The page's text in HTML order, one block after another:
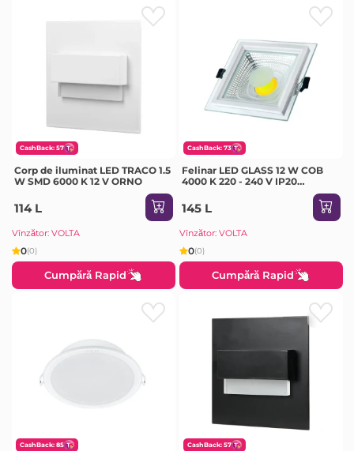
CashBack: 57
Corp de iluminat LED TRACO 1.5
W SMD 6000 K 12 V ORNO
114 L
Vînzător: VOLTA
0(0)
Cumpără Rapid
CashBack: 73
Felinar LED GLASS 12 W COB
4000 K 220 - 240 V IP20
145 L
Vînzător: VOLTA
0(0)
Cumpără Rapid
CashBack: 85 CashBack: 57